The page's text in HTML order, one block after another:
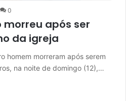
0
após ser
da igreja
homem morreram após serem
na noite de domingo (12),…